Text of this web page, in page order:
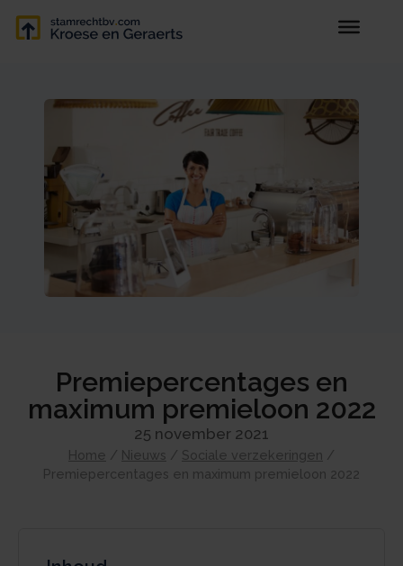
Premiepercentages en
maximum premieloon 2022
25 november 2021
Home / Nieuws / Sociale verzekeringen /
Premiepercentages en maximum premieloon 2022